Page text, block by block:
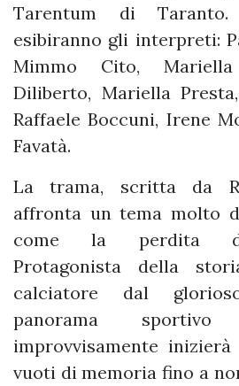
Tarentum di
esibiranno gli interpreti:
Mimmo Cito,
Diliberto, Mariella
Raffaele Boccuni, Irene
Favatà.
La trama, scritta da
affronta un tema molto
come la perdita
Protagonista della
calciatore dal
panorama
improvvisamente
vuoti di memoria fino a